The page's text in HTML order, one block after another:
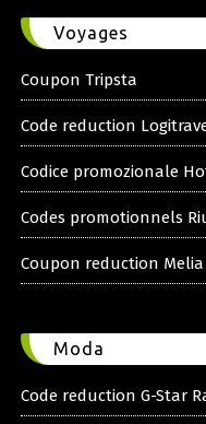
Voyages
Coupon Tripsta
Code reduction
Codice promozionale
Codes promotionnels
Coupon reduction
Moda
Code reduction G-Star